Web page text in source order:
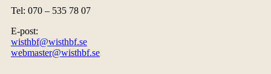
Tel: 070 – 535 78 07
E-post:
wisthbf@wisthbf.se
webmaster@wisthbf.se